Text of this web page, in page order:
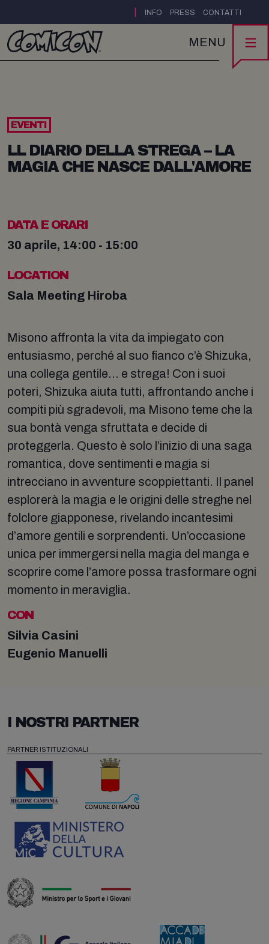
INFO PRESS CONTATTI
MENU
EVENTI
LL DIARIO DELLA STREGA – LA
MAGIA CHE NASCE DALL'AMORE
DATA E ORARI
30 aprile, 14:00 - 15:00
LOCATION
Sala Meeting Hiroba
Misono affronta la vita da impiegato con
entusiasmo, perché al suo fianco c’è Shizuka,
una collega gentile… e strega! Con i suoi
poteri, Shizuka aiuta tutti, affrontando anche i
compiti più sgradevoli, ma Misono teme che la
sua bontà venga sfruttata e decide di
proteggerla. Questo è solo l’inizio di una saga
romantica, dove sentimenti e magia si
intrecciano in avventure scoppiettanti. Il panel
esplorerà la magia e le origini delle streghe nel
folclore giapponese, rivelando incantesimi
d’amore gentili e sorprendenti. Un’occasione
unica per immergersi nella magia del manga e
scoprire come l’amore possa trasformare ogni
momento in meraviglia.
CON
Silvia Casini
Eugenio Manuelli
I NOSTRI PARTNER
PARTNER ISTITUZIONALI